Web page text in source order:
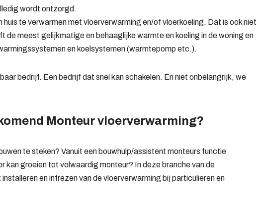
wordt ontzorgd.
huis te verwarmen met vloerverwarming en/of vloerkoeling. Dat is ook niet
de meest gelijkmatige en behaaglijke warmte en koeling in de woning en
en koelsystemen (warmtepomp etc.).
bedrijf. Een bedrijf dat snel kan schakelen. En niet onbelangrijk, we
Monteur vloerverwarming?
te steken? Vanuit een bouwhulp/assistent monteurs functie
kan groeien tot volwaardig monteur? In deze branche van de
en infrezen van de vloerverwarming bij particulieren en